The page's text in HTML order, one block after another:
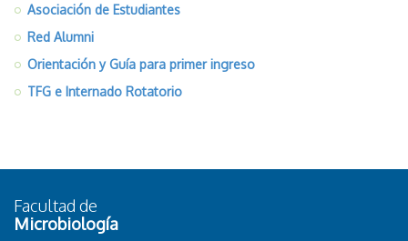
Asociación de Estudiantes
Red Alumni
Orientación y Guía para primer ingreso
TFG e Internado Rotatorio
Facultad de
Microbiología